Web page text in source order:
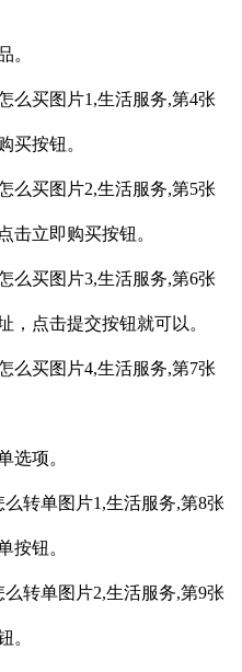
。
买按钮。
击立即购买按钮。
，点击提交按钮就可以。
选项。
按钮。
。